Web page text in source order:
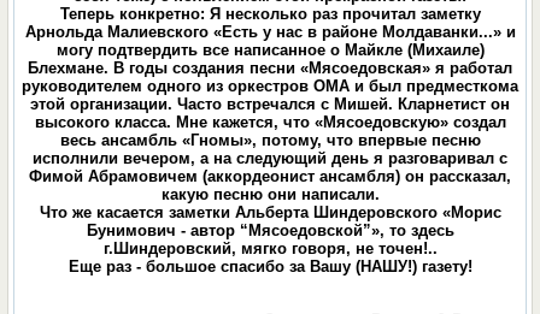
Теперь конкретно: Я несколько раз прочитал заметку
Арнольда Малиевского «Есть у нас в районе Молдаванки...» и
могу подтвердить все написанное о Майкле (Михаиле)
Блехмане. В годы создания песни «Мясоедовская» я работал
руководителем одного из оркестров ОМА и был предместкома
этой организации. Часто встречался с Мишей. Кларнетист он
высокого класса. Мне кажется, что «Мясоедовскую» создал
весь ансамбль «Гномы», потому, что впервые песню
исполнили вечером, а на следующий день я разговаривал с
Фимой Абрамовичем (аккордеонист ансамбля) он рассказал,
какую песню они написали.
Что же касается заметки Альберта Шиндеровского «Морис
Бунимович - автор “Мясоедовской”», то здесь
г.Шиндеровский, мягко говоря, не точен!..
Еще раз - большое спасибо за Вашу (НАШУ!) газету!